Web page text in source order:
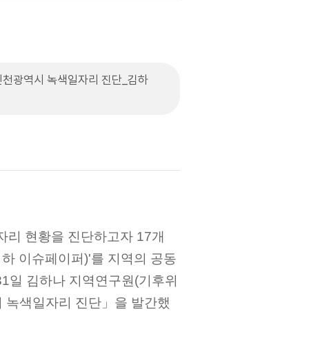
광역시 녹색일자리 진단_김하
리 현황을 진단하고자 17개
이슈페이퍼)'를 지역의 공동
일 김하나 지역연구원(기후위
색일자리 진단」을 발간했